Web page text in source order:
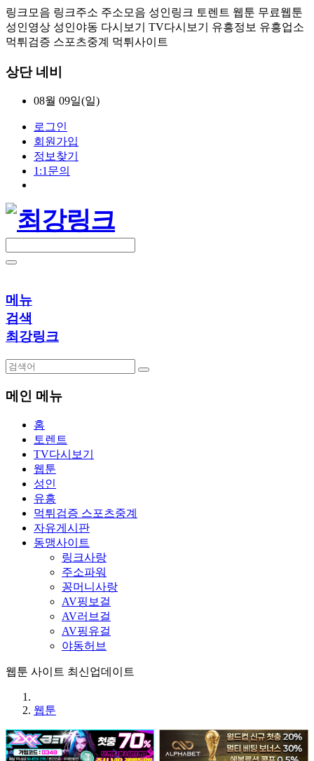
링크모음 링크주소 주소모음 성인링크 토렌트 웹툰 무료웹툰
성인영상 성인야동 다시보기 TV다시보기 유흥정보 유흥업소
먹튀검증 스포츠중계 먹튀사이트
상단 네비
08월 09일(일)
로그인
회원가입
정보찾기
1:1문의
메뉴
검색
최강링크
메인 메뉴
홈
토렌트
TV다시보기
웹툰
성인
유흥
먹튀검증 스포츠중계
자유게시판
동맹사이트
링크사랑
주소파워
꽁머니사랑
AV핑보걸
AV러브걸
AV핑유걸
야동허브
웹툰 사이트 최신업데이트
웹툰